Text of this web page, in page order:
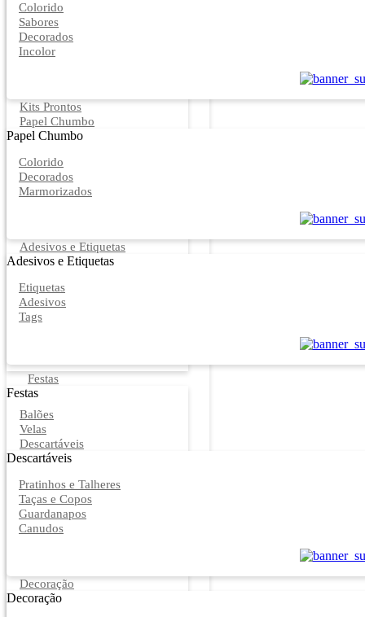
Colorido
Sabores
Decorados
Incolor
Kits Prontos
Papel Chumbo
Papel Chumbo
Colorido
Decorados
Marmorizados
Adesivos e Etiquetas
Adesivos e Etiquetas
Etiquetas
Adesivos
Tags
Festas
Festas
Balões
Velas
Descartáveis
Descartáveis
Pratinhos e Talheres
Taças e Copos
Guardanapos
Canudos
Decoração
Decoração